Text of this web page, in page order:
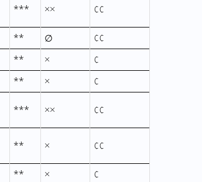
*** ×× ¢¢
** ∅
¢¢
** ×
¢
** ×
¢
*** ×× ¢¢
** × ¢¢
** ×
¢